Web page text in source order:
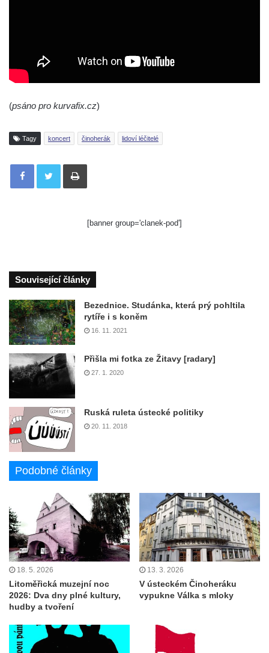
(psáno pro kurvafix.cz)
Tagy koncert činoherák lidoví léčitelé
Tisknout
[banner group='clanek-pod']
Související články
Bezednice. Studánka, která prý pohltila
rytíře i s koněm
16. 11. 2021
Přišla mi fotka ze Žitavy [radary]
27. 1. 2020
Ruská ruleta ústecké politiky
20. 11. 2018
Podobné články
18. 5. 2026
Litoměřická muzejní noc
2026: Dva dny plné kultury,
hudby a tvoření
13. 3. 2026
V ústeckém Činoheráku
vypukne Válka s mloky